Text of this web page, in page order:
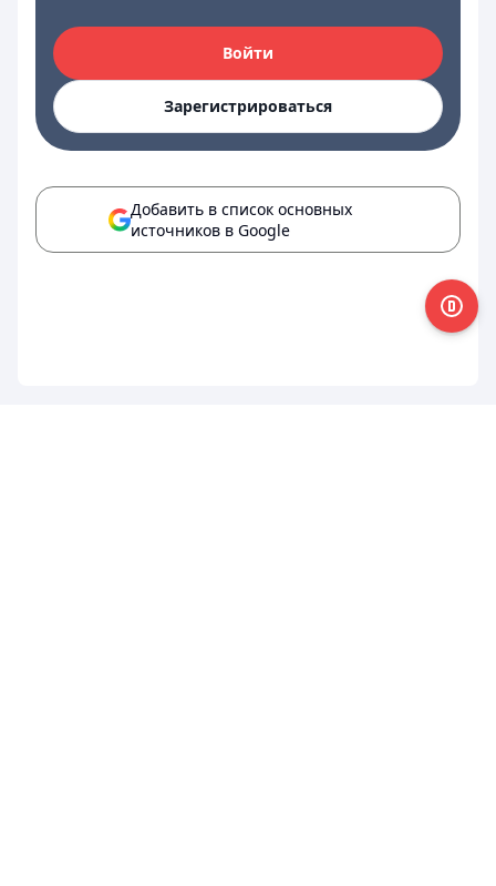
Войти
Зарегистрироваться
Добавить в список основных
источников в Google